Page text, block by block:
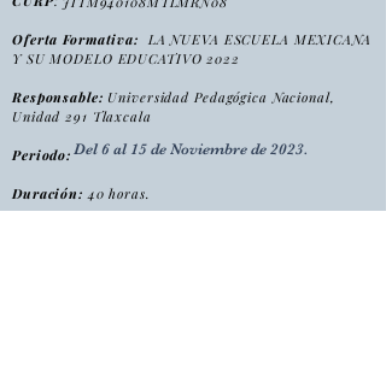
Oferta Formativa: LA NUEVA ESCUELA MEXICANA
Y SU MODELO EDUCATIVO 2022
Responsable: Universidad Pedagógica Nacional,
Unidad 291 Tlaxcala
Periodo:
Duración: 40 horas.
Del 6 al 15 de Noviembre de 2023.